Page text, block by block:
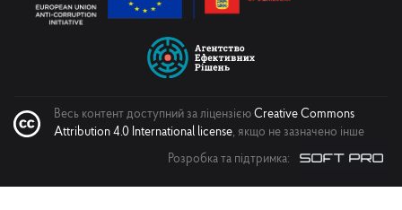
Весь контент доступний за ліцензією Creative Commons
Attribution 4.0 International license, якщо не зазначено інше
Розробка та підтримка: